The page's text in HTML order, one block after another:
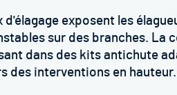
d'élagage exposent les
sur des branches. La
dans des kits antichute
des interventions en hauteur.